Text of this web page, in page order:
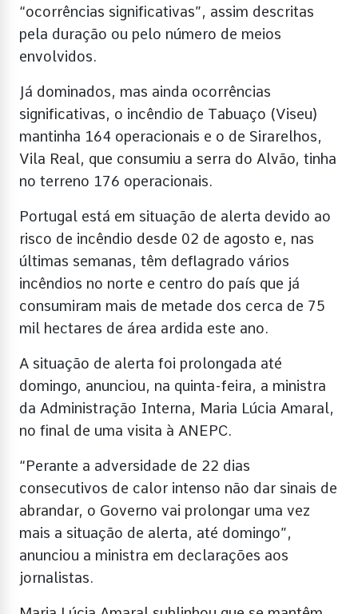
“ocorrências significativas”, assim descritas
pela duração ou pelo número de meios
envolvidos.
Já dominados, mas ainda ocorrências
significativas, o incêndio de Tabuaço (Viseu)
mantinha 164 operacionais e o de Sirarelhos,
Vila Real, que consumiu a serra do Alvão, tinha
no terreno 176 operacionais.
Portugal está em situação de alerta devido ao
risco de incêndio desde 02 de agosto e, nas
últimas semanas, têm deflagrado vários
incêndios no norte e centro do país que já
consumiram mais de metade dos cerca de 75
mil hectares de área ardida este ano.
A situação de alerta foi prolongada até
domingo, anunciou, na quinta-feira, a ministra
da Administração Interna, Maria Lúcia Amaral,
no final de uma visita à ANEPC.
“Perante a adversidade de 22 dias
consecutivos de calor intenso não dar sinais de
abrandar, o Governo vai prolongar uma vez
mais a situação de alerta, até domingo”,
anunciou a ministra em declarações aos
jornalistas.